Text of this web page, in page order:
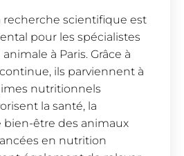
recherche scientifique est
pour les spécialistes
à Paris. Grâce à
ils parviennent à
nutritionnels
la santé, la
bien-être des animaux
en nutrition